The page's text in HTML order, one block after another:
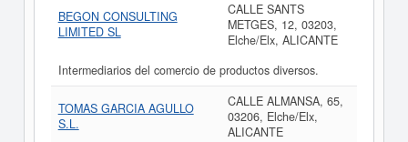
BEGON CONSULTING
LIMITED SL
CALLE SANTS
METGES, 12, 03203,
Elche/Elx, ALICANTE
Intermediarios del comercio de productos diversos.
TOMAS GARCIA AGULLO
S.L.
CALLE ALMANSA, 65,
03206, Elche/Elx,
ALICANTE